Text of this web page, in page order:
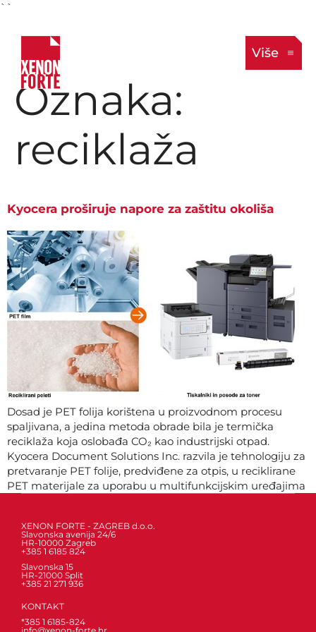
``
Više
Oznaka:
reciklaža
Kyocera proširuje napore za zaštitu okoliša
Dosad je PET folija korištena u proizvodnom procesu
spaljivana, a jedina metoda obrade bila je termička
reciklaža koja oslobađa CO₂ kao industrijski otpad.
Kyocera Document Solutions Inc. razvila je tehnologiju za
pretvaranje PET folije, predviđene za otpis, u reciklirane
PET materijale za uporabu u multifunkcijskim uređajima
XENON FORTE - ZAGREB d.o.o.
Slavonska avenija 24/6
HR-10000 Zagreb
+385 1 6185 824
Slavonska 15
HR-21000 Split
+385 21 271 936
KONTAKT
*385 1 6185-824